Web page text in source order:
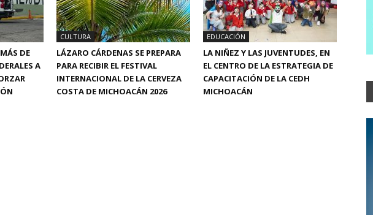
DE
A
CULTURA
LÁZARO CÁRDENAS SE PREPARA
PARA RECIBIR EL FESTIVAL
INTERNACIONAL DE LA CERVEZA
COSTA DE MICHOACÁN 2026
EDUCACIÓN
LA NIÑEZ Y LAS JUVENTUDES, EN
EL CENTRO DE LA ESTRATEGIA DE
CAPACITACIÓN DE LA CEDH
MICHOACÁN